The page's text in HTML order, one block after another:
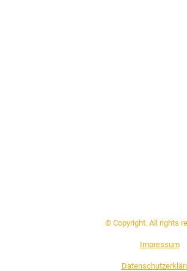
© Copyright. All rights
Impressum